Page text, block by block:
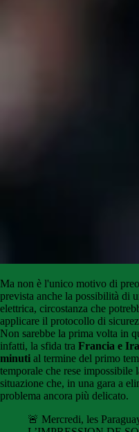
Ma non è l'unico motivo di
prevista anche la possibilità di
elettrica, circostanza che
applicare il protocollo di
Non sarebbe la prima volta in
infatti, la sfida tra Francia e
minuti al termine del primo
temporale che rese impossibile
situazione che, in una gara a
problema ancora più delicato.
🚨 Mercredi, les